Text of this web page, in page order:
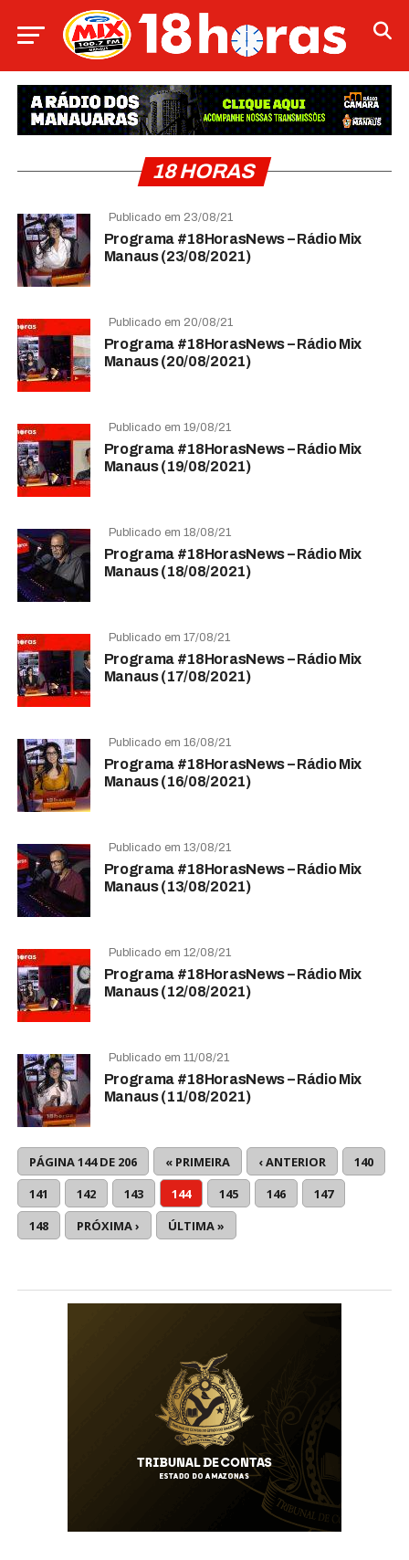
18 HORAS
Publicado em 23/08/21
Programa #18HorasNews – Rádio Mix
Manaus (23/08/2021)
Publicado em 20/08/21
Programa #18HorasNews – Rádio Mix
Manaus (20/08/2021)
Publicado em 19/08/21
Programa #18HorasNews – Rádio Mix
Manaus (19/08/2021)
Publicado em 18/08/21
Programa #18HorasNews – Rádio Mix
Manaus (18/08/2021)
Publicado em 17/08/21
Programa #18HorasNews – Rádio Mix
Manaus (17/08/2021)
Publicado em 16/08/21
Programa #18HorasNews – Rádio Mix
Manaus (16/08/2021)
Publicado em 13/08/21
Programa #18HorasNews – Rádio Mix
Manaus (13/08/2021)
Publicado em 12/08/21
Programa #18HorasNews – Rádio Mix
Manaus (12/08/2021)
Publicado em 11/08/21
Programa #18HorasNews – Rádio Mix
Manaus (11/08/2021)
PÁGINA 144 DE 206 « PRIMEIRA ‹ ANTERIOR
140
141
142 143 144 145 146
147
148
PRÓXIMA › ÚLTIMA »